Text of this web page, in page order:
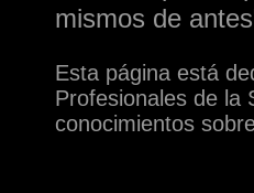
mismos de
Esta página está
Profesionales de la
conocimientos